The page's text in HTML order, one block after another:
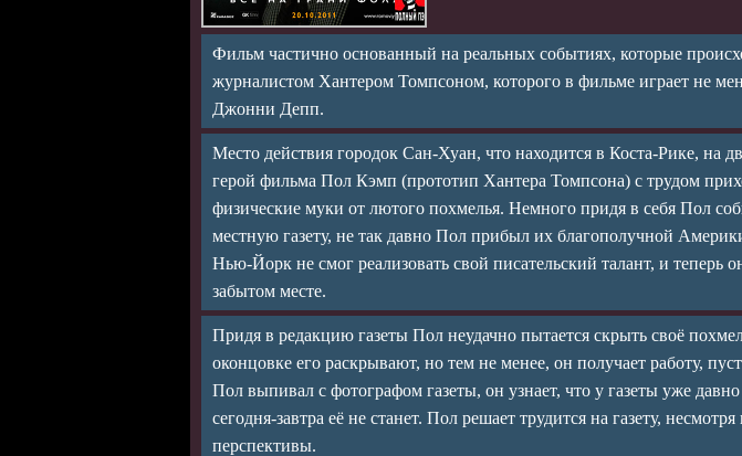
Фильм частично основанный на реальных событиях, которые
журналистом Хантером Томпсоном, которого в фильме играет не
Джонни Депп.
Место действия городок Сан-Хуан, что находится в Коста-Рике, на
герой фильма Пол Кэмп (прототип Хантера Томпсона) с трудом
физические муки от лютого похмелья. Немного придя в себя Пол
местную газету, не так давно Пол прибыл их благополучной
Нью-Йорк не смог реализовать свой писательский талант, и теперь
забытом месте.
Придя в редакцию газеты Пол неудачно пытается скрыть своё
оконцовке его раскрывают, но тем не менее, он получает работу,
Пол выпивал с фотографом газеты, он узнает, что у газеты уже
сегодня-завтра её не станет. Пол решает трудится на газету,
перспективы.